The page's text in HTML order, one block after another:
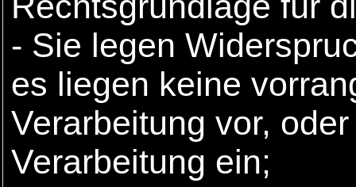
- Sie legen
es liegen keine
Verarbeitung vor,
Verarbeitung ein;